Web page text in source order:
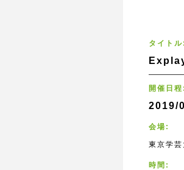
タイトル:
開催日程:
2019/
会場:
東京学
時間: